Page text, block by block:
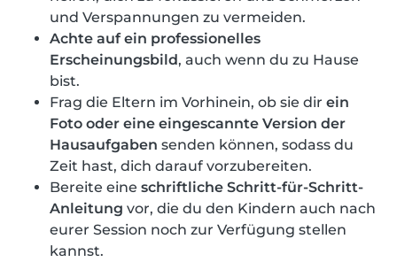
und Verspannungen zu vermeiden.
Achte auf ein professionelles
Erscheinungsbild, auch wenn du zu Hause
bist.
Frag die Eltern im Vorhinein, ob sie dir ein
Foto oder eine eingescannte Version der
Hausaufgaben senden können, sodass du
Zeit hast, dich darauf vorzubereiten.
Bereite eine schriftliche Schritt-für-Schritt-
Anleitung vor, die du den Kindern auch nach
eurer Session noch zur Verfügung stellen
kannst.